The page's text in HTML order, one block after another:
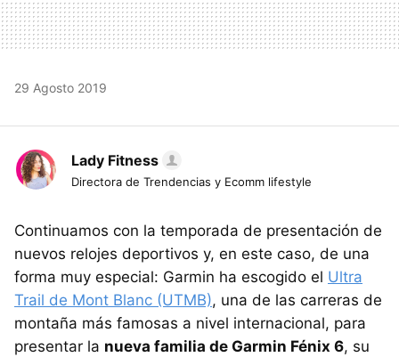
29 Agosto 2019
Lady Fitness
Directora de Trendencias y Ecomm lifestyle
Continuamos con la temporada de presentación de
nuevos relojes deportivos y, en este caso, de una
forma muy especial: Garmin ha escogido el Ultra
Trail de Mont Blanc (UTMB), una de las carreras de
montaña más famosas a nivel internacional, para
presentar la nueva familia de Garmin Fénix 6, su